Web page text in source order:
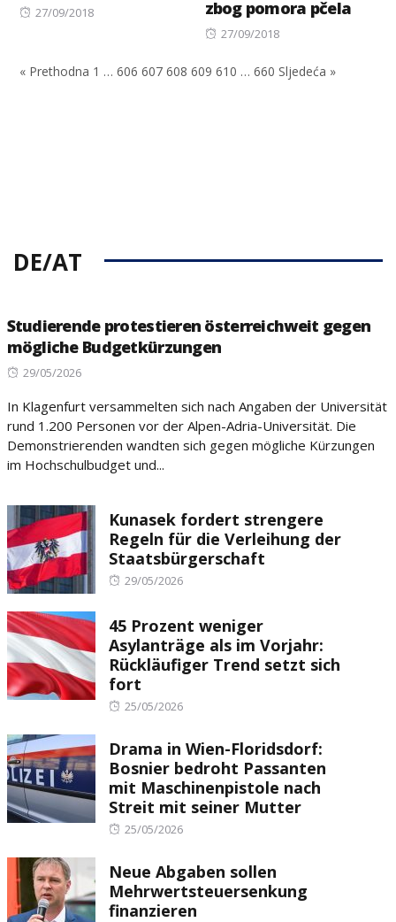
Posted
27/09/2018
zbog pomora pčela
Posted
27/09/2018
« Prethodna 1 … 606 607 608 609 610 … 660 Sljedeća »
DE/AT
Studierende protestieren österreichweit gegen
mögliche Budgetkürzungen
Posted
29/05/2026
In Klagenfurt versammelten sich nach Angaben der Universität
rund 1.200 Personen vor der Alpen-Adria-Universität. Die
Demonstrierenden wandten sich gegen mögliche Kürzungen
im Hochschulbudget und...
Kunasek fordert strengere
Regeln für die Verleihung der
Staatsbürgerschaft
Posted
29/05/2026
45 Prozent weniger
Asylanträge als im Vorjahr:
Rückläufiger Trend setzt sich
fort
Posted
25/05/2026
Drama in Wien-Floridsdorf:
Bosnier bedroht Passanten
mit Maschinenpistole nach
Streit mit seiner Mutter
Posted
25/05/2026
Neue Abgaben sollen
Mehrwertsteuersenkung
finanzieren